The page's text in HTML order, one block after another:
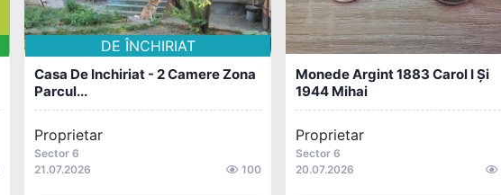
DE ÎNCHIRIAT
Casa De Inchiriat - 2 Camere Zona
Parcul...
Proprietar
Sector 6
21.07.2026
100
Monede Argint 1883 Carol I Și
1944 Mihai
Proprietar
Sector 6
20.07.2026